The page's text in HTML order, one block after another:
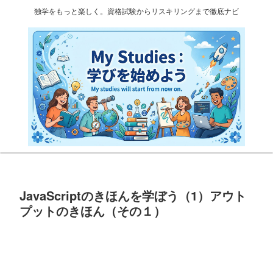
独学をもっと楽しく。資格試験からリスキリングまで徹底ナビ
JavaScriptのきほんを学ぼう（1）アウト
プットのきほん（その１）